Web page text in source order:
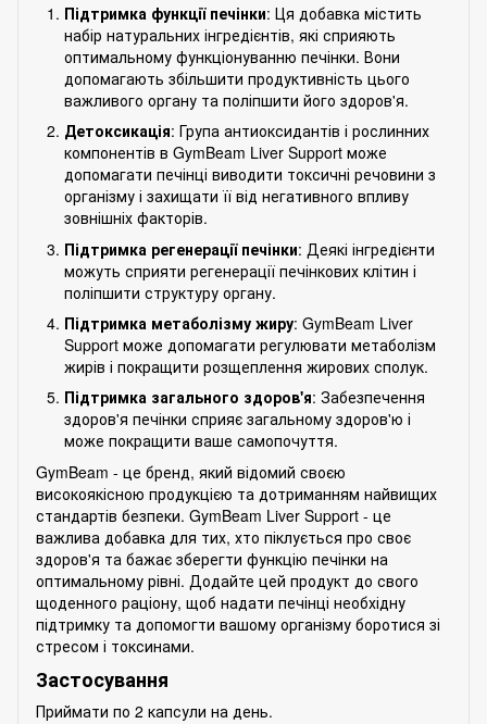
Підтримка функції печінки: Ця добавка містить
набір натуральних інгредієнтів, які сприяють
оптимальному функціонуванню печінки. Вони
допомагають збільшити продуктивність цього
важливого органу та поліпшити його здоров'я.
Детоксикація: Група антиоксидантів і рослинних
компонентів в GymBeam Liver Support може
допомагати печінці виводити токсичні речовини з
організму і захищати її від негативного впливу
зовнішніх факторів.
Підтримка регенерації печінки: Деякі інгредієнти
можуть сприяти регенерації печінкових клітин і
поліпшити структуру органу.
Підтримка метаболізму жиру: GymBeam Liver
Support може допомагати регулювати метаболізм
жирів і покращити розщеплення жирових сполук.
Підтримка загального здоров'я: Забезпечення
здоров'я печінки сприяє загальному здоров'ю і
може покращити ваше самопочуття.
GymBeam - це бренд, який відомий своєю
високоякісною продукцією та дотриманням найвищих
стандартів безпеки. GymBeam Liver Support - це
важлива добавка для тих, хто піклується про своє
здоров'я та бажає зберегти функцію печінки на
оптимальному рівні. Додайте цей продукт до свого
щоденного раціону, щоб надати печінці необхідну
підтримку та допомогти вашому організму боротися зі
стресом і токсинами.
Застосування
Приймати по 2 капсули на день.